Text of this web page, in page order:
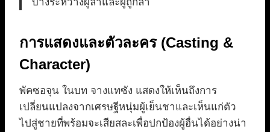
บางระหว่างผู้ล่าและผู้ถูกล่า
การแสดงและตัวละคร (Casting &
Character)
พัคซอจุน ในบท จางแทซัง แสดงให้เห็นถึงการ
เปลี่ยนแปลงจากเศรษฐีหนุ่มผู้เย็นชาและเห็นแก่ตัว
ไปสู่ชายที่พร้อมจะเสียสละเพื่อปกป้องผู้อื่นได้อย่างน่า